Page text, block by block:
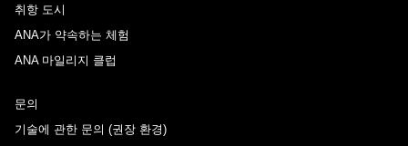
취항 도시
ANA가 약속하는 체험
ANA 마일리지 클럽
문의
기술에 관한 문의 (권장 환경)